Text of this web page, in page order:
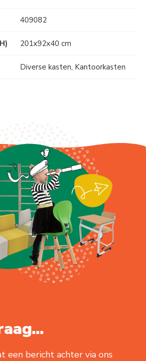
409082
201x92x40 cm
Diverse kasten, Kantoorkasten
een bericht achter via ons